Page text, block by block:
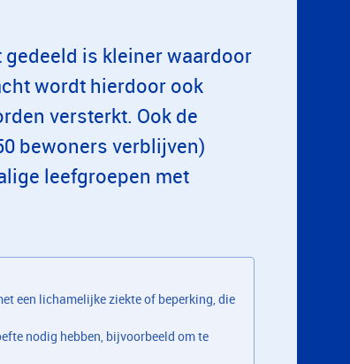
is kleiner waardoor
wordt hierdoor ook
versterkt. Ook de
bewoners verblijven)
leefgroepen met
een lichamelijke ziekte of beperking, die
nodig hebben, bijvoorbeeld om te